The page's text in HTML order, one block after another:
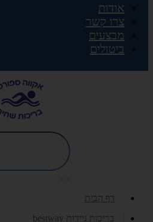
אודות
צרו קשר
מבצעים
ביטולים
דף הבית
בריכות ניידות bestway